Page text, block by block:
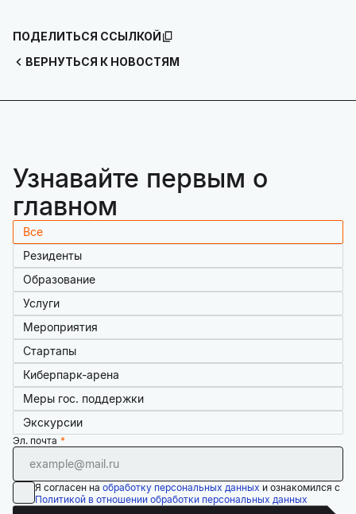
ВЕРНУТЬСЯ К НОВОСТЯМ
ПОДЕЛИТЬСЯ ССЫЛКОЙ
Узнавайте первым о
главном
Все
Резиденты
Образование
Услуги
Мероприятия
Стартапы
Киберпарк-арена
Меры гос. поддержки
Экскурсии
Эл. почта
Я согласен на обработку персональных данных и ознакомился с
Политикой в отношении обработки персональных данных